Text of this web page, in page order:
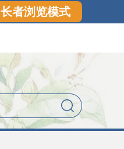
长者浏览模式